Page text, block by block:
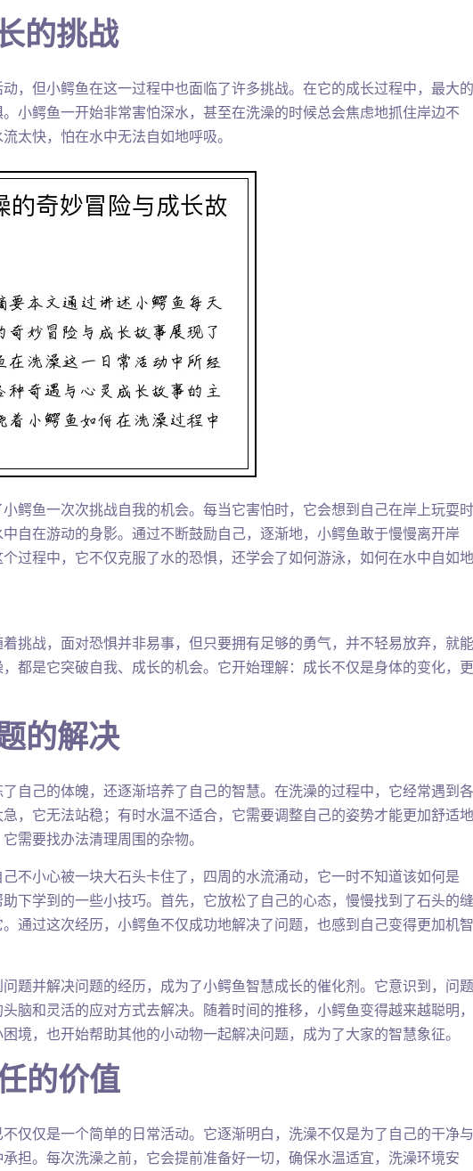
的挑战
，但小鳄鱼在这一过程中也面临了许多挑战。在它的成长过程中，最大的
小鳄鱼一开始非常害怕深水，甚至在洗澡的时候总会焦虑地抓住岸边不
太快，怕在水中无法自如地呼吸。
鳄鱼一次次挑战自我的机会。每当它害怕时，它会想到自己在岸上玩耍时
自在游动的身影。通过不断鼓励自己，逐渐地，小鳄鱼敢于慢慢离开岸
过程中，它不仅克服了水的恐惧，还学会了如何游泳，如何在水中自如地
挑战，面对恐惧并非易事，但只要拥有足够的勇气，并不轻易放弃，就能
都是它突破自我、成长的机会。它开始理解：成长不仅是身体的变化，更
的解决
自己的体魄，还逐渐培养了自己的智慧。在洗澡的过程中，它经常遇到各
，它无法站稳；有时水温不适合，它需要调整自己的姿势才能更加舒适地
需要找办法清理周围的杂物。
不小心被一块大石头卡住了，四周的水流涌动，它一时不知道该如何是
下学到的一些小技巧。首先，它放松了自己的心态，慢慢找到了石头的缝
通过这次经历，小鳄鱼不仅成功地解决了问题，也感到自己变得更加机智
题并解决问题的经历，成为了小鳄鱼智慧成长的催化剂。它意识到，问题
脑和灵活的应对方式去解决。随着时间的推移，小鳄鱼变得越来越聪明，
境，也开始帮助其他的小动物一起解决问题，成为了大家的智慧象征。
的价值
仅仅是一个简单的日常活动。它逐渐明白，洗澡不仅是为了自己的干净与
担。每次洗澡之前，它会提前准备好一切，确保水温适宜，洗澡环境安